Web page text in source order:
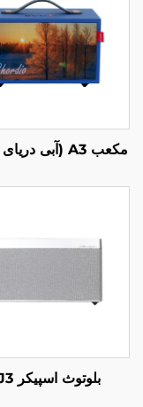
مکعب A3 (آبی دریای عمیق)
بلوتوث اسپیکر XJ3